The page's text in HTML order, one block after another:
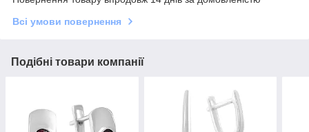
Всі умови повернення
Подібні товари компанії